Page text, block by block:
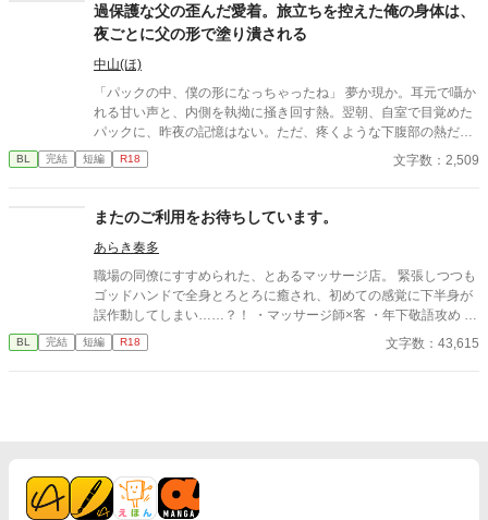
過保護な父の歪んだ愛着。旅立ちを控えた俺の身体は、
夜ごとに父の形で塗り潰される
中山(ほ)
「パックの中、僕の形になっちゃったね」 夢か現か。耳元で囁か
れる甘い声と、内側を執拗に掻き回す熱。翌朝、自室で目覚めた
パックに、昨夜の記憶はない。ただ、疼くような下腹部の熱だけ
が残っていた。 相談しようと向かった相手こそが、自分を侵食し
ている張本人だとも知らずに、パックは父の部屋の扉を開く。 こ
BL 完結 短編 R18 文字数：2,509
またのご利用をお待ちしています。
あらき奏多
職場の同僚にすすめられた、とあるマッサージ店。 緊張しつつも
ゴッドハンドで全身とろとろに癒され、初めての感覚に下半身が
誤作動してしまい……？！ ・マッサージ師×客 ・年下敬語攻め ・
男前土木作業員受け ・ノリ軽め ※年齢順イメージ 九重≒達也＞
坂田(店長)≫四ノ宮 【登場人物】 ▼坂田 祐介(さかた ゆうすけ)
だけ中性的。愛想は人並み。 ・自覚済隠れS。仕事とプライベー
トは区別してる。はずだった。 ▼九重 柚葉(ここのえ ゆずは) 受
BL 完結 短編 R18 文字数：43,615